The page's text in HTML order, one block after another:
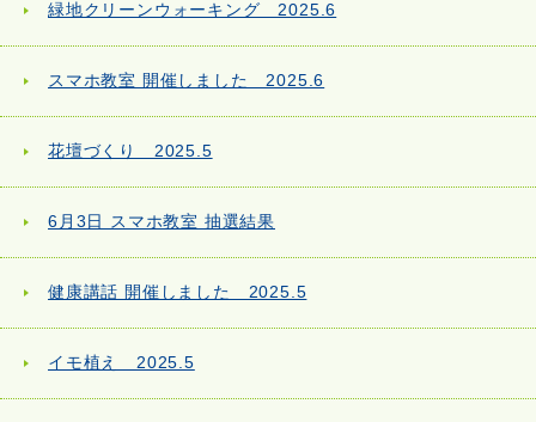
緑地クリーンウォーキング 2025.6
スマホ教室 開催しました 2025.6
花壇づくり 2025.5
6月3日 スマホ教室 抽選結果
健康講話 開催しました 2025.5
イモ植え 2025.5